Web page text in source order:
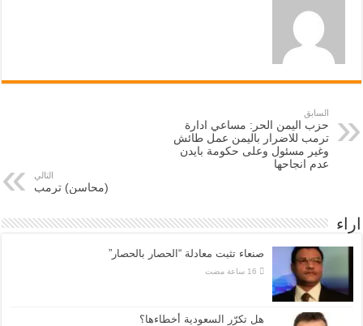
السابق
حزب اليمن الحر: مساعي ادارة
ترمب للاضرار باليمن عمل طائش
وغير مسئول وعلى حكومة بايدن
عدم انجاحها
التالي
(محاسن) ترمب
اراء
صنعاء تثبت معادلة “الحصار بالحصار”
هل تكرّر السعودية أخطاءها؟